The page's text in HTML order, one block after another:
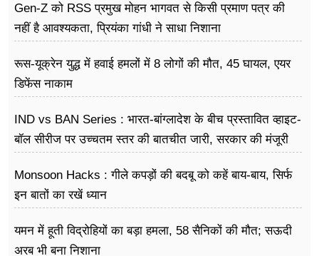
Gen-Z को RSS प्रमुख मोहन भागवत से किसी प्रमाण पत्र की
नहीं है आवश्यकता, प्रियंका गांधी ने साधा निशाना
रूस-यूक्रेन युद्ध में हवाई हमलों में 8 लोगों की मौत, 45 घायल, एयर
डिफेंस नाकाम
IND vs BAN Series : भारत-बांग्लादेश के बीच प्रस्तावित व्हाइट-
बॉल सीरीज पर उच्चतम स्तर की बातचीत जारी, सरकार की मंजूरी
Monsoon Hacks : गीले कपड़ों की बदबू को कहें बाय-बाय, सिर्फ
इन बातों का रखें ध्यान
यमन में हूती विद्रोहियों का बड़ा हमला, 58 सैनिकों की मौत; सऊदी
अरब भी बना निशाना